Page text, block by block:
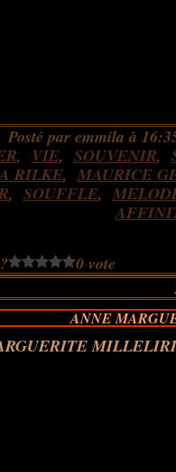
Posté par emmila à
, VIE, SOUVENIR,
RILKE, MAURICE
, SOUFFLE,
0 vote
ANNE